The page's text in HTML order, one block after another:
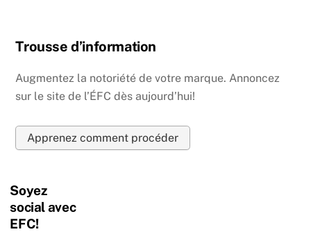
Trousse d’information
Augmentez la notoriété de votre marque. Annoncez
sur le site de l’ÉFC dès aujourd’hui!
Apprenez comment procéder
Soyez
social avec
EFC!